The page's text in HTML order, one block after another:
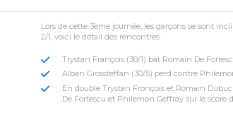
Lors de cette 3ème journée, les garçons se sont
2/1, voici le détail des rencontres :
Trystan François (30/1) bat Romain De
Alban Grossteffan (30/5) perd contre
En double Trystan Fronçois et Romain
De Fortescu et Philemon Geffray sur le score